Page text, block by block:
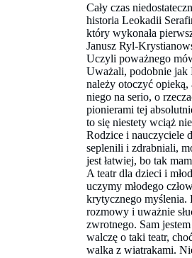
Cały czas
historia Leokadii
który wykonała
Janusz Ryl-
Uczyli poważnego
Uważali, podobnie jak
należy otoczyć
niego na serio, o
pionierami tej
to się niestety wciąż
Rodzice i nauczyciele
seplenili i zdrabniali,
jest łatwiej, bo tak
A teatr dla dzieci i
uczymy młodego
krytycznego
rozmowy i uważnie
zwrotnego. Sam
walczę o taki teatr,
walka z wiatrakami.